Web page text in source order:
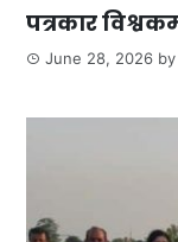
पत्रकार
June 28, 2026 by